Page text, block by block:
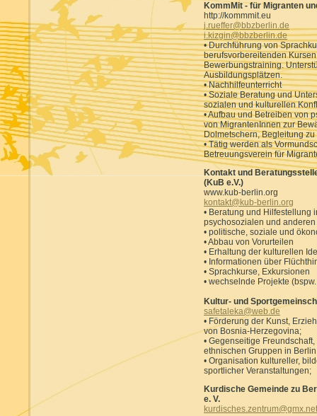
KommMit - für Migranten
http://kommmit.eu
j.rueffer@bbzberlin.de
i.kizgin@bbzberlin.de
• Durchführung von
berufsvorbereitenden
Bewerbungstraining.
Ausbildungsplätzen.
• Nachhilfeunterricht
• Soziale Beratung und
sozialen und kulturellen
• Aufbau und Betreiben von
von MigrantenInnen zur
Dolmetschern, Begleitung
• Tätig werden als
Betreuungsverein für
Kontakt und
(KuB e.V.)
www.kub-berlin.org
kontakt@kub-berlin.org
• Beratung und Hilfestellung
psychosozialen und
• politische, soziale und
• Abbau von Vorurteilen
• Erhaltung der kulturellen
• Informationen über
• Sprachkurse, Exkursionen
• wechselnde Projekte
Kultur- und
safetaleka@web.de
• Förderung der Kunst,
von Bosnia-Herzegovina;
• Gegenseitige
ethnischen Gruppen in
• Organisation kultureller,
sportlicher Veranstaltungen;
Kurdische Gemeinde zu
e. V.
kurdisches.zentrum@gmx.net